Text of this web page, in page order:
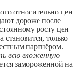
относительно цен
дороже после
росту цен
становится, только
партнёром.
всю вложенную
замороженной на